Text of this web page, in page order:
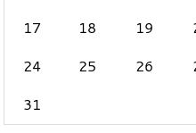
17
18 19
24
25 26
31